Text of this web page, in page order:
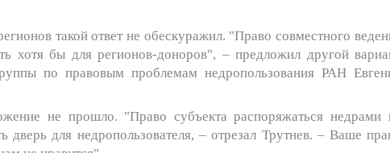
такой ответ не обескуражил. "Право совместного
хотя бы для регионов-доноров", – предложил другой
по правовым проблемам недропользования РАН
не прошло. "Право субъекта распоряжаться недрами
дверь для недропользователя, – отрезал Трутнев. – Ваше